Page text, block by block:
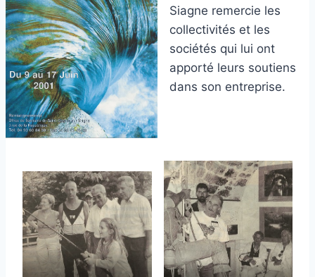
Siagne remercie les
collectivités et les
sociétés qui lui ont
apporté leurs soutiens
dans son entreprise.